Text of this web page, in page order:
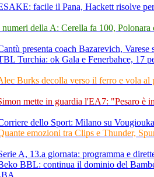
facile il Pana, Hackett risolve
numeri della A: Cerella fa 100, Polonara
presenta coach Bazarevich, Varese
Turchia: ok Gala e Fenerbahce, 17
Burks decolla verso il ferro e vola al
mette in guardia l'EA7: "Pesaro è
dello Sport: Milano su
emozioni tra Clips e Thunder,
A, 13.a giornata: programma e
BBL: continua il dominio del